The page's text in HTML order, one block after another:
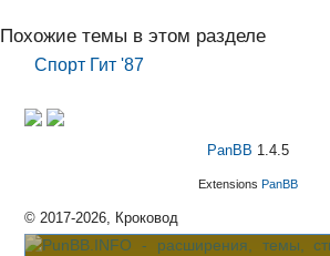
Похожие темы в этом разделе
Спорт Гит '87
PanBB 1.4.5
Extensions PanBB
© 2017-2026, Кроковод